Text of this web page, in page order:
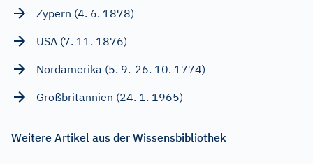
Zypern (4. 6. 1878)
USA (7. 11. 1876)
Nordamerika (5. 9.-26. 10. 1774)
Großbritannien (24. 1. 1965)
Weitere Artikel aus der Wissensbibliothek